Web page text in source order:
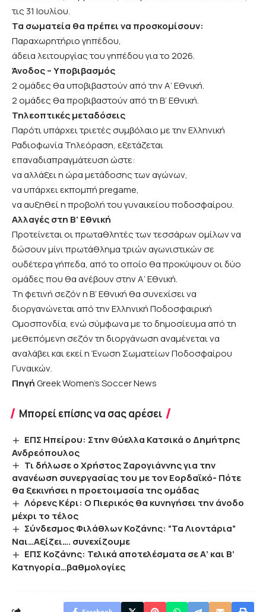
τις 31 Ιουλίου.
Τα σωματεία θα πρέπει να προσκομίσουν:
Παραχωρητήριο γηπέδου,
άδεια λειτουργίας του γηπέδου για το 2026.
Άνοδος – Υποβιβασμός
2 ομάδες θα υποβιβαστούν από την Α’ Εθνική.
2 ομάδες θα προβιβαστούν από τη Β’ Εθνική.
Τηλεοπτικές μεταδόσεις
Παρότι υπάρχει τριετές συμβόλαιο με την Ελληνική
Ραδιοφωνία Τηλεόραση, εξετάζεται
επαναδιαπραγμάτευση ώστε:
να αλλάξει η ώρα μετάδοσης των αγώνων,
να υπάρχει εκπομπή pregame,
να αυξηθεί η προβολή του γυναικείου ποδοσφαίρου.
Αλλαγές στη Β’ Εθνική
Προτείνεται οι πρωταθλητές των τεσσάρων ομίλων να
δώσουν μίνι πρωτάθλημα τριών αγωνιστικών σε
ουδέτερα γήπεδα, από το οποίο θα προκύψουν οι δύο
ομάδες που θα ανέβουν στην Α’ Εθνική.
Τη φετινή σεζόν η Β’ Εθνική θα συνεχίσει να
διοργανώνεται από την Ελληνική Ποδοσφαιρική
Ομοσπονδία, ενώ σύμφωνα με το δημοσίευμα από τη
μεθεπόμενη σεζόν τη διοργάνωση αναμένεται να
αναλάβει και εκεί η Ένωση Σωματείων Ποδοσφαίρου
Γυναικών.
ΠηγήGreek Women’s Soccer News
Μπορεί επίσης να σας αρέσει
ΕΠΣ Ηπείρου: Στην Θύελλα Κατσικά ο Δημήτρης
Ανδρεόπουλος
Τι δήλωσε ο Χρήστος Ζαρογιάννης για την
ανανέωση συνεργασίας του με τον Εορδαϊκό- Πότε
θα ξεκινήσει η προετοιμασία της ομάδας
Λόρενς Κέρι: Ο Πιερικός θα κυνηγήσει την άνοδο
μέχρι το τέλος
Σύνδεσμος Φιλάθλων Κοζάνης: “Τα Λιοντάρια”
Ναι…Αξίζει…. συνεχίζουμε
ΕΠΣ Κοζάνης: Τελικά αποτελέσματα σε Α’ και Β’
Κατηγορία…βαθμολογίες